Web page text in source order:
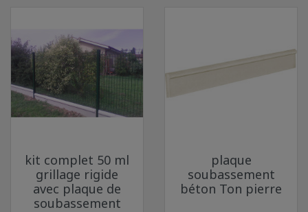
kit complet 50 ml
grillage rigide
avec plaque de
soubassement
plaque
soubassement
béton Ton pierre